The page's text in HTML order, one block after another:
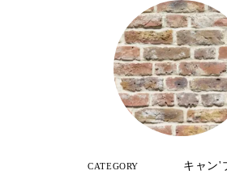
CATEGORY キャン'